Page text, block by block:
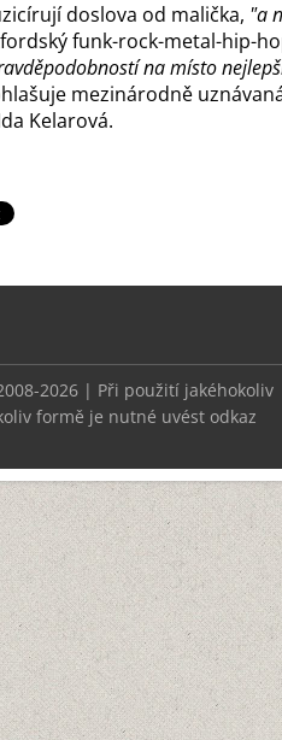
doslova od malička, "a
funk-rock-metal-hip-
na místo
mezinárodně
Kelarová.
2026 | Při použití jakéhokoliv
formě je nutné uvést odkaz